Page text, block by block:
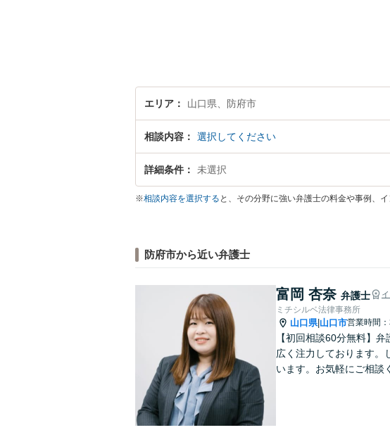
エリア 山口県、防府市
相談内容 選択してください
詳細条件 未選択
※相談内容を選択する と、その分野に強い弁護士の料金や事例、
防府市から近い弁護士
富岡 杏奈 弁護士
ミチシルベ法律事務所
山口県| 山口市営業時間
【初回相談60分無料】
広く注力しております。
います。お気軽にご相談